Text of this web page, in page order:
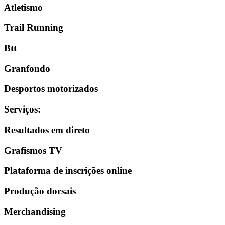
Atletismo
Trail Running
Btt
Granfondo
Desportos motorizados
Serviços:
Resultados em direto
Grafismos TV
Plataforma de inscrições online
Produção dorsais
Merchandising